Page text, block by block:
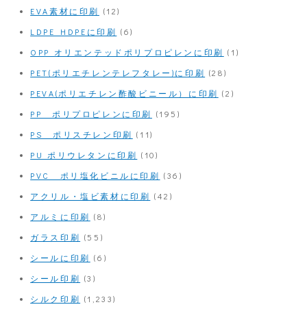
EVA素材に印刷 (12)
LDPE HDPEに印刷 (6)
OPP オリエンテッドポリプロピレンに印刷 (1)
PET(ポリエチレンテレフタレー)に印刷 (28)
PEVA(ポリエチレン酢酸ビニール）に印刷 (2)
PP ポリプロピレンに印刷 (195)
PS ポリスチレン印刷 (11)
PU ポリウレタンに印刷 (10)
PVC ポリ塩化ビニルに印刷 (36)
アクリル・塩ビ素材に印刷 (42)
アルミに印刷 (8)
ガラス印刷 (55)
シールに印刷 (6)
シール印刷 (3)
シルク印刷 (1,233)